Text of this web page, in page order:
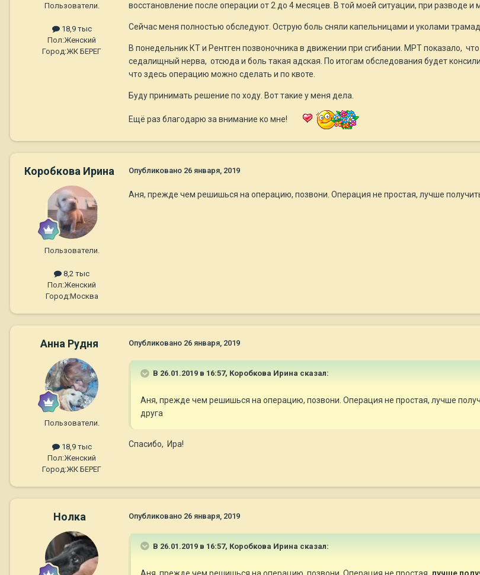
Пользователи.
18,9 тыс
Пол:Женский
Город:ЖК БЕРЕГ
восстановление после операции от 2 до 4 месяцев. В той моей ситуации, при разводе и
Сейчас меня полностью обследуют. Острую боль сняли капельницами и уколами
В понедельник КТ и Рентген позвоночника в движении при сгибании. МРТ показало,
седалищный нерва, отсюда и боль такая адская. По итогам обследования будет
что здесь операцию можно сделать и по квоте.
Буду принимать решение по ходу. Вот такие у меня дела.
Ещё раз благодарю за внимание ко мне!
Коробкова Ирина
Пользователи.
8,2 тыс
Пол:Женский
Город:Москва
Опубликовано 26 января, 2019
Аня, прежде чем решишься на операцию, позвони. Операция не простая, лучше
Анна Рудня
Пользователи.
18,9 тыс
Пол:Женский
Город:ЖК БЕРЕГ
Опубликовано 26 января, 2019
В 26.01.2019 в 16:57, Коробкова Ирина сказал:
Аня, прежде чем решишься на операцию, позвони. Операция не простая, лучше
друга
Спасибо, Ира!
Нолка Опубликовано 26 января, 2019
В 26.01.2019 в 16:57, Коробкова Ирина сказал:
Аня, прежде чем решишься на операцию, позвони. Операция не простая, лучше